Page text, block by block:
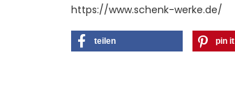
https://www.schenk-werke.de/
teilen pin it